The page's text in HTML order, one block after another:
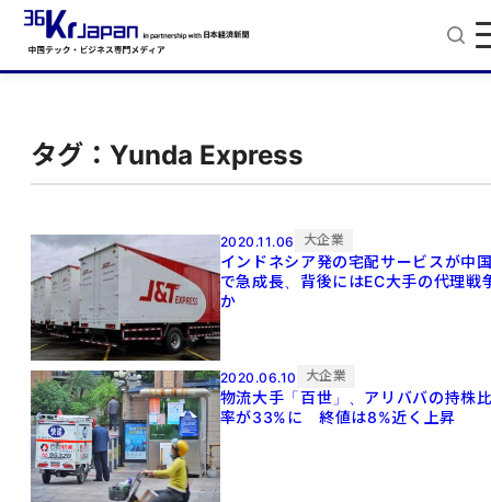
タグ：Yunda Express
2020.11.06 大企業
インドネシア発の宅配サービスが中
で急成長、背後にはEC大手の代理戦
か
2020.06.10 大企業
物流大手「百世」、アリババの持株
率が33%に 終値は8%近く上昇